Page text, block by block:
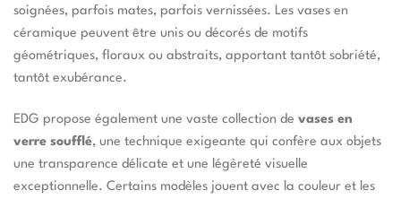
soignées, parfois mates, parfois vernissées. Les vases en
céramique peuvent être unis ou décorés de motifs
géométriques, floraux ou abstraits, apportant tantôt sobriété,
tantôt exubérance.
EDG propose également une vaste collection de vases en
verre soufflé, une technique exigeante qui confère aux objets
une transparence délicate et une légèreté visuelle
exceptionnelle. Certains modèles jouent avec la couleur et les